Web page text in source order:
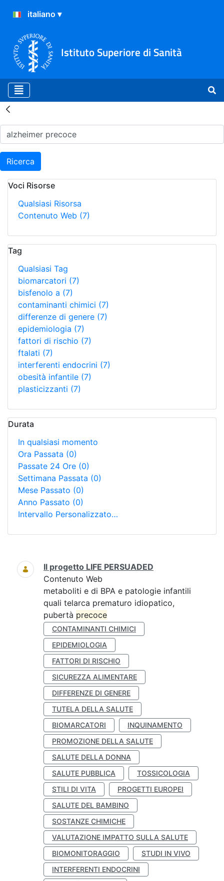
Istituto Superiore di Sanità
Risultati della Ricerca -
Ricerca
Voci Risorse
Qualsiasi Risorsa
Contenuto Web (7)
Tag
Qualsiasi Tag
biomarcatori (7)
bisfenolo a (7)
contaminanti chimici (7)
differenze di genere (7)
epidemiologia (7)
fattori di rischio (7)
ftalati (7)
interferenti endocrini (7)
obesità infantile (7)
plasticizzanti (7)
Durata
In qualsiasi momento
Ora Passata (0)
Passate 24 Ore (0)
Settimana Passata (0)
Mese Passato (0)
Anno Passato (0)
Intervallo Personalizzato…
Ricerca
Il progetto LIFE PERSUADED
Contenuto Web
metaboliti e di BPA e patologie infantili
quali telarca prematuro idiopatico,
pubertà precoce
CONTAMINANTI CHIMICI
EPIDEMIOLOGIA
FATTORI DI RISCHIO
SICUREZZA ALIMENTARE
DIFFERENZE DI GENERE
TUTELA DELLA SALUTE
BIOMARCATORI
INQUINAMENTO
PROMOZIONE DELLA SALUTE
SALUTE DELLA DONNA
SALUTE PUBBLICA
TOSSICOLOGIA
STILI DI VITA
PROGETTI EUROPEI
SALUTE DEL BAMBINO
SOSTANZE CHIMICHE
VALUTAZIONE IMPATTO SULLA SALUTE
BIOMONITORAGGIO
STUDI IN VIVO
INTERFERENTI ENDOCRINI